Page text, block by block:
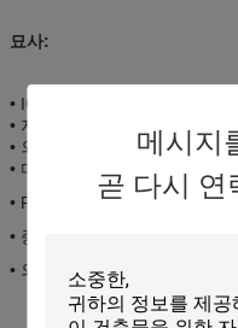
메시지
곧 다시 연
묘사:
• IC&RF 카드 읽기 &write
• 자동적으로 카드, 수동/자동
• 외국 물건에서 보호 독자를
• 다수 날의 사면 선택권
• PSAM 널 선택권
• 증명되는 EMV
• 외국 물건에서 보호 독자를